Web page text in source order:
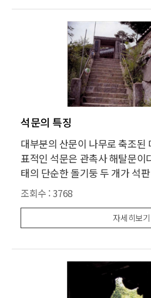
석문의 특징
대부분의 산문이 나무로 축조된
표적인 석문은 관촉사 해탈문이
태의 단순한 돌기둥 두 개가 석
이다. 기교를 최소화한 원형미가
길게 뻗은 돌계단이 이어지며 석
다. 관룡사 천왕문은 이와 달리
다. 관촉사같은 정갈한 원형미
조회수 :3768
자세히보기